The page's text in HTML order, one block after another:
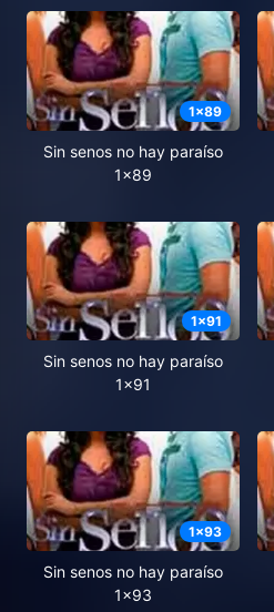
1x89
Sin senos no hay paraíso
1x89
1x91
Sin senos no hay paraíso
1x91
1x93
Sin senos no hay paraíso
1x93